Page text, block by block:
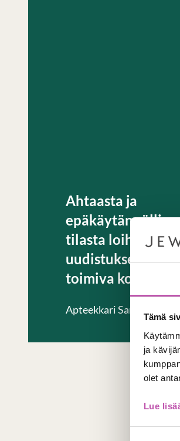
Tämä
ja
olet
Lue
Ahtaasta ja
tilasta loihdittiin
uudistuksella
toimiva
Apteekkari Sari Mujunen